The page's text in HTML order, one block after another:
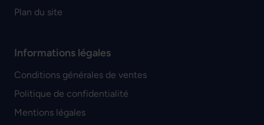
Plan du site
Informations légales
Conditions générales de ventes
Politique de confidentialité
Mentions légales